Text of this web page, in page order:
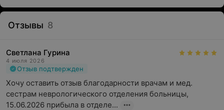
Отзывы 8
Светлана Гурина
4 июля 2026
Отзыв подтвержден
Хочу оставить отзыв благодарности врачам и мед.
сестрам неврологического отделения больницы,
15.06.2026 прибыла в отделе...